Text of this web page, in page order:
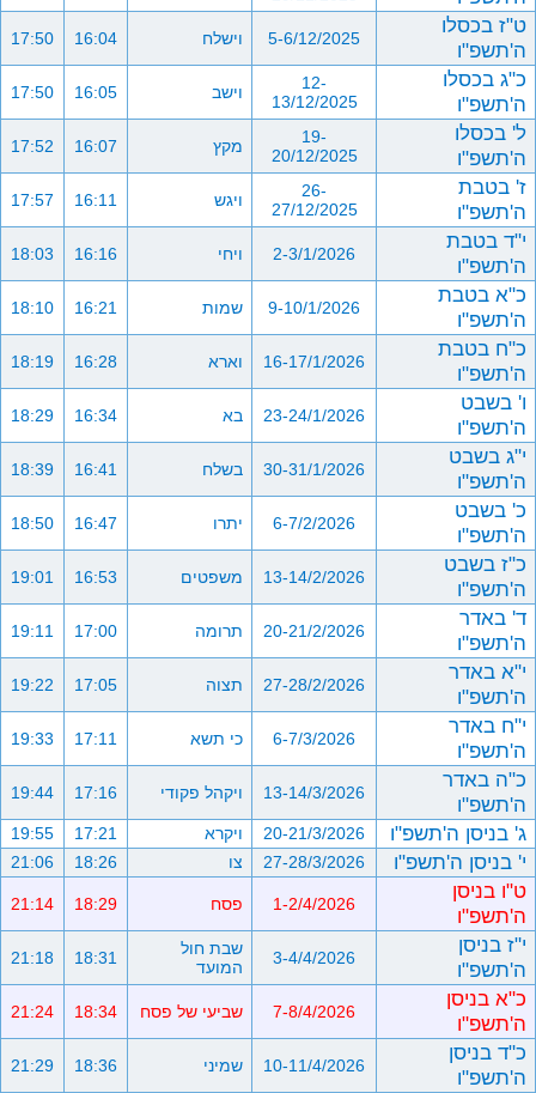
ט"ז בכסלו
ה'תשפ"ו
5-6/12/2025 וישלח 16:04
17:50
כ"ג בכסלו
ה'תשפ"ו
12-
13/12/2025
וישב 16:05
17:50
ל' בכסלו
ה'תשפ"ו
19-
20/12/2025
מקץ 16:07
17:52
ז' בטבת
ה'תשפ"ו
26-
27/12/2025
ויגש 16:11
17:57
י"ד בטבת
ה'תשפ"ו
2-3/1/2026 ויחי 16:16
18:03
כ"א בטבת
ה'תשפ"ו
9-10/1/2026 שמות 16:21
18:10
כ"ח בטבת
ה'תשפ"ו
16-17/1/2026 וארא 16:28
18:19
ו' בשבט
ה'תשפ"ו
23-24/1/2026 בא 16:34
18:29
י"ג בשבט
ה'תשפ"ו
30-31/1/2026 בשלח 16:41
18:39
כ' בשבט
ה'תשפ"ו
6-7/2/2026 יתרו 16:47
18:50
כ"ז בשבט
ה'תשפ"ו
13-14/2/2026 משפטים 16:53
19:01
ד' באדר
ה'תשפ"ו
20-21/2/2026 תרומה 17:00
19:11
י"א באדר
ה'תשפ"ו
27-28/2/2026 תצוה 17:05
19:22
י"ח באדר
ה'תשפ"ו
6-7/3/2026 כי תשא 17:11
19:33
כ"ה באדר
ה'תשפ"ו
13-14/3/2026 ויקהל פקודי 17:16
19:44
ג' בניסן ה'תשפ"ו 20-21/3/2026 ויקרא 17:21
19:55
י' בניסן ה'תשפ"ו 27-28/3/2026 צו 18:26
21:06
ט"ו בניסן
ה'תשפ"ו
1-2/4/2026 פסח 18:29
21:14
י"ז בניסן
ה'תשפ"ו
3-4/4/2026
שבת חול
המועד
18:31
21:18
כ"א בניסן
ה'תשפ"ו
7-8/4/2026 שביעי של פסח 18:34
21:24
כ"ד בניסן
ה'תשפ"ו
10-11/4/2026 שמיני 18:36
21:29